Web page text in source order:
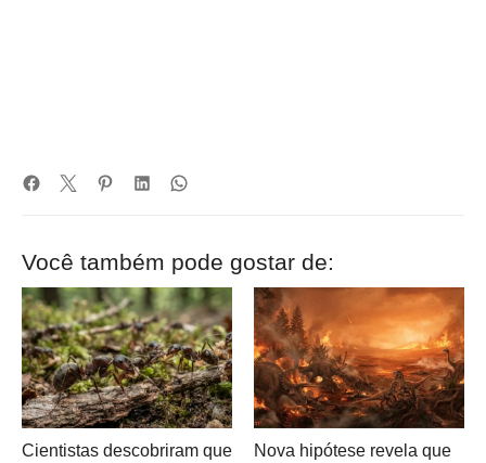
Você também pode gostar de:
Cientistas descobriram que
Nova hipótese revela que